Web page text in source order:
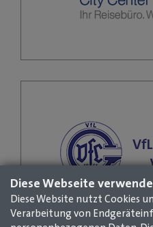
Diese Webseite
Diese Website nutzt Cookies
Verarbeitung von
Details